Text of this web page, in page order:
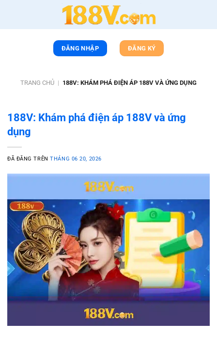
nội
ĐĂNG NHẬP ĐĂNG KÝ
TRANG CHỦ | 188V: KHÁM PHÁ ĐIỆN ÁP 188V VÀ ỨNG DỤNG
188V: Khám phá điện áp 188V và ứng
dụng
ĐÃ ĐĂNG TRÊNTHÁNG 06 20, 2026